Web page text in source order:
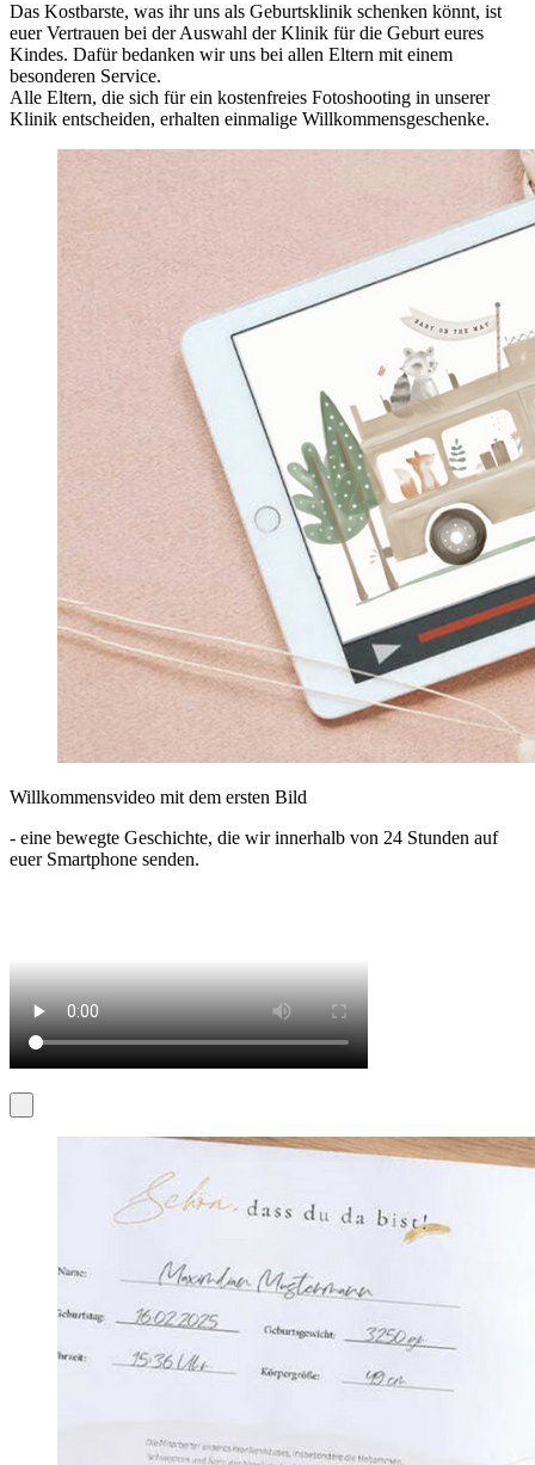
Das Kostbarste, was ihr uns als Geburtsklinik schenken könnt, ist
euer Vertrauen bei der Auswahl der Klinik für die Geburt eures
Kindes. Dafür bedanken wir uns bei allen Eltern mit einem
besonderen Service.
Alle Eltern, die sich für ein kostenfreies Fotoshooting in unserer
Klinik entscheiden, erhalten einmalige Willkommensgeschenke.
Willkommensvideo mit dem ersten Bild
- eine bewegte Geschichte, die wir innerhalb von 24 Stunden auf
euer Smartphone senden.